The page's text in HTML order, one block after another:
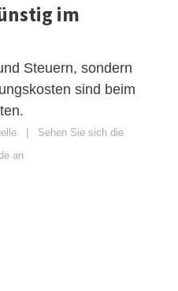
im
Steuern, sondern
sind beim
| Sehen Sie sich die
an